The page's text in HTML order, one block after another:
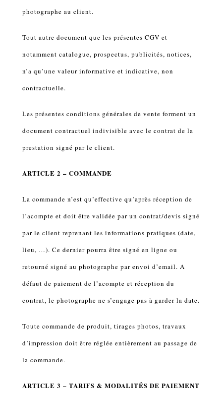
photographe au client.
Tout autre document que les présentes CGV et
notamment catalogue, prospectus, publicités, notices,
n’a qu’une valeur informative et indicative, non
contractuelle.
Les présentes conditions générales de vente forment un
document contractuel indivisible avec le contrat de la
prestation signé par le client.
ARTICLE 2 – COMMANDE
La commande n’est qu’effective qu’après réception de
l’acompte et doit être validée par un contrat/devis signé
par le client reprenant les informations pratiques (date,
lieu, …). Ce dernier pourra être signé en ligne ou
retourné signé au photographe par envoi d’email. A
défaut de paiement de l’acompte et réception du
contrat, le photographe ne s’engage pas à garder la date.
Toute commande de produit, tirages photos, travaux
d’impression doit être réglée entièrement au passage de
la commande.
ARTICLE 3 – TARIFS & MODALITÉS DE PAIEMENT